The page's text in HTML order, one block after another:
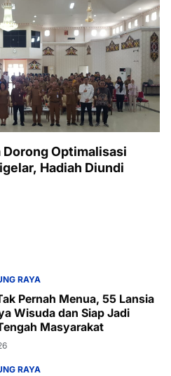
Dorong Optimalisasi
Hadiah Diundi
RAYA
Pernah Menua, 55 Lansia
Wisuda dan Siap Jadi
Masyarakat
RAYA